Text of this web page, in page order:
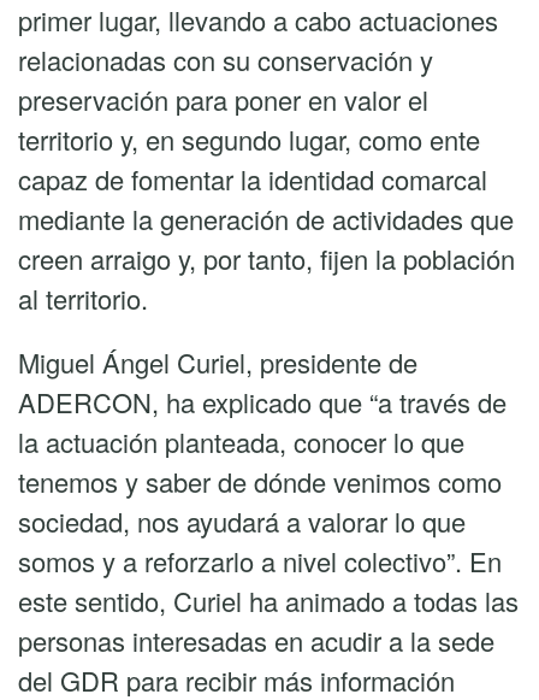
primer lugar, llevando a cabo actuaciones
relacionadas con su conservación y
preservación para poner en valor el
territorio y, en segundo lugar, como ente
capaz de fomentar la identidad comarcal
mediante la generación de actividades que
creen arraigo y, por tanto, fijen la población
al territorio.
Miguel Ángel Curiel, presidente de
ADERCON, ha explicado que “a través de
la actuación planteada, conocer lo que
tenemos y saber de dónde venimos como
sociedad, nos ayudará a valorar lo que
somos y a reforzarlo a nivel colectivo”. En
este sentido, Curiel ha animado a todas las
personas interesadas en acudir a la sede
del GDR para recibir más información